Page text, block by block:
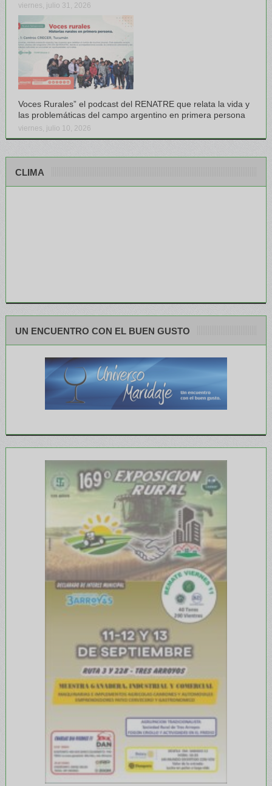
viernes, julio 31, 2026
Voces Rurales” el podcast del RENATRE que relata la vida y
las problemáticas del campo argentino en primera persona
viernes, julio 10, 2026
CLIMA
UN ENCUENTRO CON EL BUEN GUSTO